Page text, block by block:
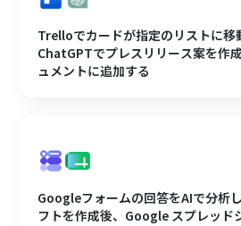
Trelloでカードが指定のリストに移
ChatGPTでプレスリリース案を作
ュメントに追加する
Googleフォームの回答をAIで分析
フトを作成後、Google スプレッド